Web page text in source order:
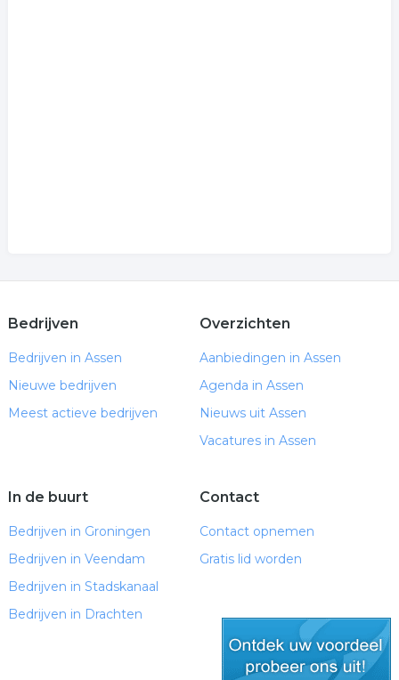
Bedrijven
Bedrijven in Assen
Nieuwe bedrijven
Meest actieve bedrijven
Overzichten
Aanbiedingen in Assen
Agenda in Assen
Nieuws uit Assen
Vacatures in Assen
In de buurt
Bedrijven in Groningen
Bedrijven in Veendam
Bedrijven in Stadskanaal
Bedrijven in Drachten
Contact
Contact opnemen
Gratis lid worden